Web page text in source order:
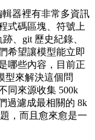
器裡有非常多資訊
式碼區塊、符號上
、git 歷史紀錄、
希望讓模型能立即
哪些內容，目前正
型來解決這個問
同來源收集 500k
過濾成最相關的 8k
，而且愈來愈是一